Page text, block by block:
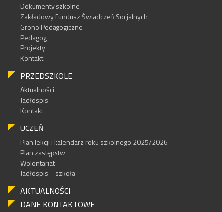
Dokumenty szkolne
Zakładowy Fundusz Świadczeń Socjalnych
Grono Pedagogiczne
Pedagog
Projekty
Kontakt
PRZEDSZKOLE
Aktualności
Jadłospis
Kontakt
UCZEŃ
Plan lekcji i kalendarz roku szkolnego 2025/2026
Plan zastępstw
Wolontariat
Jadłospis – szkoła
AKTUALNOŚCI
DANE KONTAKTOWE